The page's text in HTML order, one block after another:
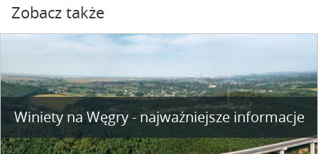
Zobacz także
Winiety na Węgry - najważniejsze informacje